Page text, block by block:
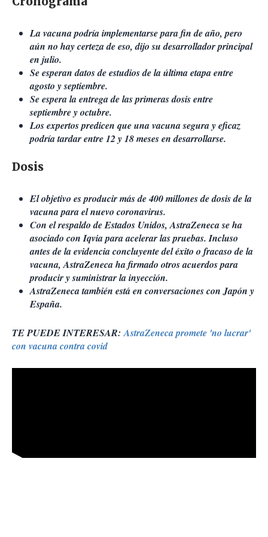
La vacuna podría implementarse para fin de año, pero
aún no hay certeza de eso, dijo su desarrollador principal
en julio.
Se esperan datos de estudios de la última etapa entre
agosto y septiembre.
Se espera la entrega de las primeras dosis entre
septiembre y octubre.
Los expertos predicen que una vacuna segura y eficaz
podría tardar entre 12 y 18 meses en desarrollarse.
Dosis
El objetivo es producir más de 400 millones de dosis de la
vacuna para el nuevo coronavirus.
Con el respaldo de Estados Unidos, AstraZeneca se ha
asociado con Iqvia para acelerar las pruebas. Incluso
antes de la evidencia concluyente del éxito o fracaso de la
vacuna, AstraZeneca ha firmado otros acuerdos para
producir y suministrar la inyección.
AstraZeneca también está en conversaciones con Japón y
España.
TE PUEDE INTERESAR:AstraZeneca promete 'no lucrar'
con vacuna contra covid